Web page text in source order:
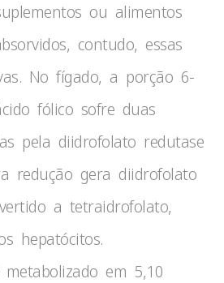
ou alimentos
contudo, essas
No fígado, a porção 6-
fólico sofre duas
pela diidrofolato redutase
redução gera diidrofolato
a tetraidrofolato,
hepatócitos.
em 5,10